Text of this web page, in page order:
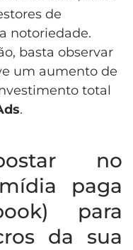
de
notoriedade.
basta observar
um aumento de
total
.
no
paga
para
da sua